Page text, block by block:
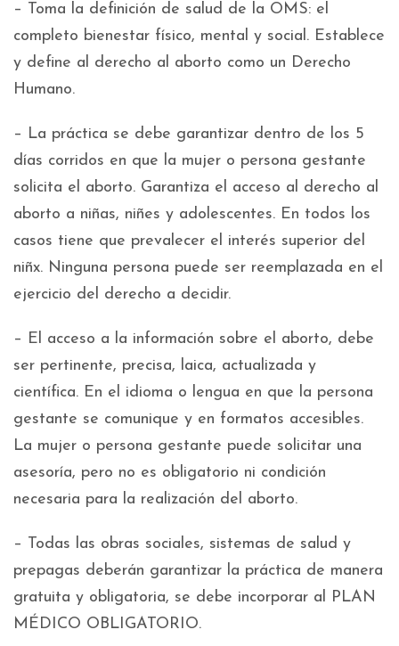
– Toma la definición de salud de la OMS: el
completo bienestar físico, mental y social. Establece
y define al derecho al aborto como un Derecho
Humano.
– La práctica se debe garantizar dentro de los 5
días corridos en que la mujer o persona gestante
solicita el aborto. Garantiza el acceso al derecho al
aborto a niñas, niñes y adolescentes. En todos los
casos tiene que prevalecer el interés superior del
niñx. Ninguna persona puede ser reemplazada en el
ejercicio del derecho a decidir.
– El acceso a la información sobre el aborto, debe
ser pertinente, precisa, laica, actualizada y
científica. En el idioma o lengua en que la persona
gestante se comunique y en formatos accesibles.
La mujer o persona gestante puede solicitar una
asesoría, pero no es obligatorio ni condición
necesaria para la realización del aborto.
– Todas las obras sociales, sistemas de salud y
prepagas deberán garantizar la práctica de manera
gratuita y obligatoria, se debe incorporar al PLAN
MÉDICO OBLIGATORIO.